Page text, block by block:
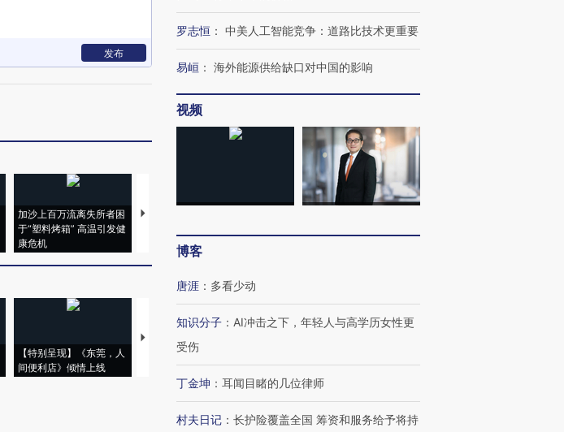
发布
加沙上百万流离失所者困
于“塑料烤箱” 高温引发健
康危机
视线｜HYROX的吸金
心“花钱找虐”？
【特别呈现】《东莞，人
间便利店》倾情上线
【推广】走进第四届链博
会，让数智科技“链”接产
有意思的生活方式·第三对
住三大增长引擎是什么？
罗志恒 ： 中美人工智能竞争：道路比技术更重要
易峘 ： 海外能源供给缺口对中国的影响
视频
博客
唐涯 ： 多看少动
知识分子 ： AI冲击之下，年轻人与高学历女性更
受伤
丁金坤 ： 耳闻目睹的几位律师
村夫日记 ： 长护险覆盖全国 筹资和服务给予将持